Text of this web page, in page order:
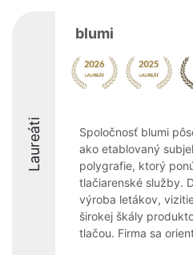
Laureáti
blumi
Spoločnosť blumi
ako etablovaný
polygrafie, ktorý
tlačiarenské služby.
výroba letákov,
širokej škály
tlačou. Firma sa